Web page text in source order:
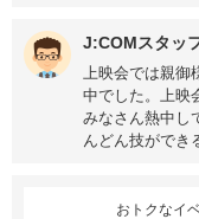
J:COMスタッ
上映会では親
中でした。上映
みなさん熱中し
んどん技ができ
おトクなイ